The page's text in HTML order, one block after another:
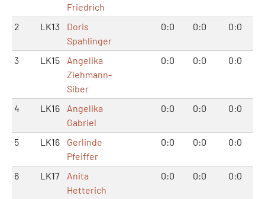
Friedrich
2 LK13
Doris
Spahlinger
0:0 0:0 0:0
3 LK15
Angelika
Ziehmann-
Siber
0:0 0:0 0:0
4 LK16
Angelika
Gabriel
0:0 0:0 0:0
5 LK16
Gerlinde
Pfeiffer
0:0 0:0 0:0
6 LK17
Anita
Hetterich
0:0 0:0 0:0